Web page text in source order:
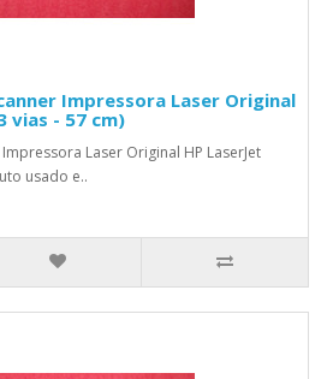
Impressora Laser Original
vias - 57 cm)
Laser Original HP LaserJet
usado e..